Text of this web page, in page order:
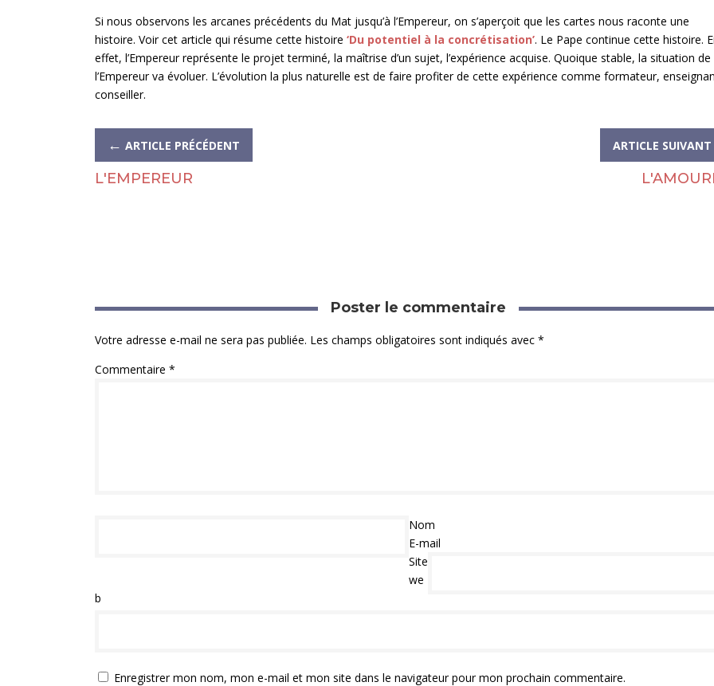
Si nous observons les arcanes précédents du Mat jusqu’à l’Empereur, on s’aperçoit que les cartes nous raconte une
histoire. Voir cet article qui résume cette histoire ‘Du potentiel à la concrétisation’. Le Pape continue cette histoire.
effet, l’Empereur représente le projet terminé, la maîtrise d’un sujet, l’expérience acquise. Quoique stable, la situation de
l’Empereur va évoluer. L’évolution la plus naturelle est de faire profiter de cette expérience comme formateur,
conseiller.
← ARTICLE PRÉCÉDENT
L'EMPEREUR
ARTICLE SUIVANT
Poster le commentaire
Votre adresse e-mail ne sera pas publiée. Les champs obligatoires sont indiqués avec*
Commentaire*
Nom
E-mail
Site
we
b
Enregistrer mon nom, mon e-mail et mon site dans le navigateur pour mon prochain commentaire.